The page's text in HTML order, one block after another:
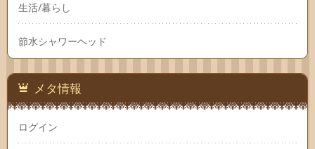
生活/暮らし
節水シャワーヘッド
メタ情報
ログイン